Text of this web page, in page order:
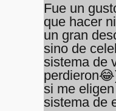
Fue un
que hacer
un gran
sino de
sistema de
si me
sistema de